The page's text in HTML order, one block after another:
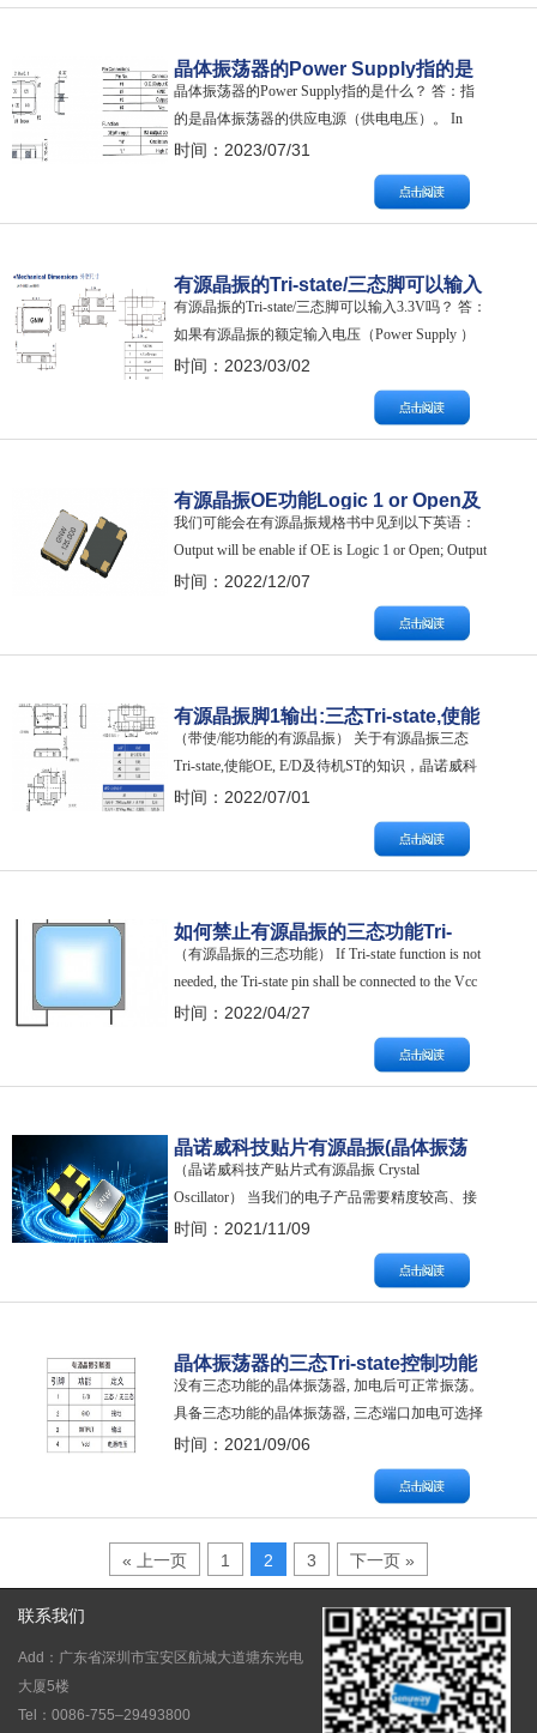
晶体振荡器的Power Supply指的是
什么？
晶体振荡器的Power Supply指的是什么？ 答：指
的是晶体振荡器的供应电源（供电电压）。 In
general, an oscillator will exhibit different performance
parameters dependant upon supply voltage,…
时间：2023/07/31
有源晶振的Tri-state/三态脚可以输入
3.3V吗？
有源晶振的Tri-state/三态脚可以输入3.3V吗？ 答：
如果有源晶振的额定输入电压（Power Supply ）
为3.3V，Tri-state/三态脚可以输入3.3V。 一般情况
下，有源晶振的1号脚若具备Tri-state/三态功能，
指的是其本身增加了一个“开关”功能（与IC配合使
用）。如果不…
时间：2023/03/02
有源晶振OE功能Logic 1 or Open及
Logic 0是什么意思？
我们可能会在有源晶振规格书中见到以下英语：
Output will be enable if OE is Logic 1 or Open; Output
will be disable if OE is Logic 0. 中文内容如下： 如
果OE选择Logic 1（逻辑1）或open（打开），频率
时间：2022/12/07
有源晶振脚1输出:三态Tri-state,使能
OE,E/D及待机ST解释
（带使/能功能的有源晶振） 关于有源晶振三态
Tri-state,使能OE, E/D及待机ST的知识，晶诺威科
技解释如下： 有源晶振（石英晶体振荡器）的脚
1（又被称之为1号脚或pin#1）通常是Output
Enable（OE）或者Enable/Disable (E/D)。也会叫做
Stand-by (…
时间：2022/07/01
如何禁止有源晶振的三态功能Tri-
State function？
（有源晶振的三态功能） If Tri-state function is not
needed, the Tri-state pin shall be connected to the Vcc
pin or left floating. There is an internal pullup res…
时间：2022/04/27
晶诺威科技贴片有源晶振(晶体振荡
器)尺寸及焊盘说明汇总
（晶诺威科技产贴片式有源晶振 Crystal
Oscillator） 当我们的电子产品需要精度较高、接
线尽可能简单的情况下就诞生了一种将起振电路
IC集成到与石英晶片一起封装到外壳里的晶振，
即有源晶振、石英晶体振荡器，其精密度与稳定
性高于无源晶振。 晶体振荡器只需要两个引脚即
时间：2021/11/09
晶体振荡器的三态Tri-state控制功能
指的是什么?有E/D控制和无E/D控制
有什么区别？
没有三态功能的晶体振荡器, 加电后可正常振荡。
具备三态功能的晶体振荡器, 三态端口加电可选择
使晶体振荡器不振荡功能， 以此来控制晶体振荡
器是否起振荡作用。 E/D控制英文为
Enable/Disable, Enable指的是“使该晶体振荡器具备
振荡功能”，而Disable则指的是“使该晶体振荡器不
具备…
时间：2021/09/06
« 上一页 1 2 3 下一页 »
联系我们
Add：广东省深圳市宝安区航城大道塘东光电
大厦5楼
Tel：0086-755–29493800